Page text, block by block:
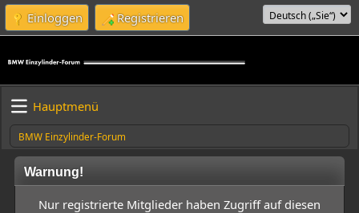
Einloggen Registrieren
Hauptmenü
BMW Einzylinder-Forum
Warnung!
Nur registrierte Mitglieder haben Zugriff auf diesen